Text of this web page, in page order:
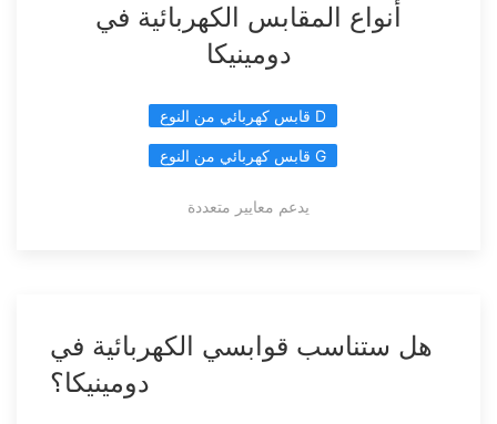
أنواع المقابس الكهربائية في
دومينيكا
قابس كهربائي من النوع D
قابس كهربائي من النوع G
يدعم معايير متعددة
هل ستناسب قوابسي الكهربائية في
دومينيكا؟